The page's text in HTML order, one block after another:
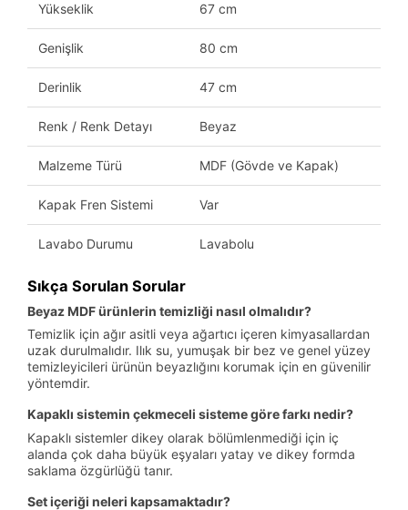
Yükseklik 67 cm
Genişlik 80 cm
Derinlik 47 cm
Renk / Renk Detayı Beyaz
Malzeme Türü MDF (Gövde ve Kapak)
Kapak Fren Sistemi Var
Lavabo Durumu Lavabolu
Sıkça Sorulan Sorular
Beyaz MDF ürünlerin temizliği nasıl olmalıdır?
Temizlik için ağır asitli veya ağartıcı içeren kimyasallardan
uzak durulmalıdır. Ilık su, yumuşak bir bez ve genel yüzey
temizleyicileri ürünün beyazlığını korumak için en güvenilir
yöntemdir.
Kapaklı sistemin çekmeceli sisteme göre farkı nedir?
Kapaklı sistemler dikey olarak bölümlenmediği için iç
alanda çok daha büyük eşyaları yatay ve dikey formda
saklama özgürlüğü tanır.
Set içeriği neleri kapsamaktadır?